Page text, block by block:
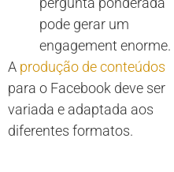
pode gerar um
engagement enorme.
A produção de conteúdos
para o Facebook deve ser
variada e adaptada aos
diferentes formatos.